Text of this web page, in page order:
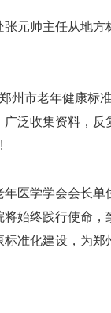
帅主任从地方
市老年健康标
泛收集资料，
学学会会长单
始终践行使命
准化建设，为